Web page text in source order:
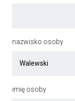
nazwisko osoby
imię osoby